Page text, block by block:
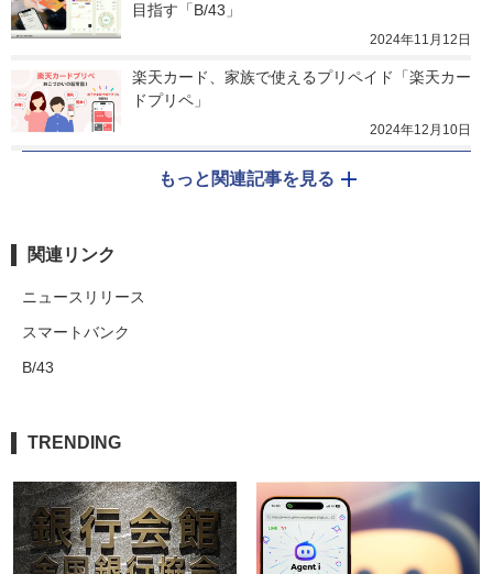
目指す「B/43」
2024年11月12日
楽天カード、家族で使えるプリペイド「楽天カー
ドプリペ」
2024年12月10日
もっと関連記事を見る
関連リンク
ニュースリリース
スマートバンク
B/43
TRENDING